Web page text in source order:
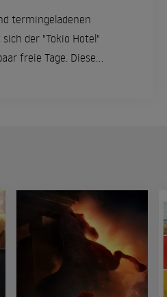
termingeladenen
der "Tokio Hotel"
freie Tage. Diese
gesagt in Rom.